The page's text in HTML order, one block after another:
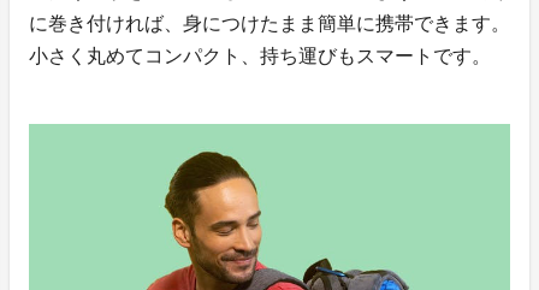
に巻き付ければ、身につけたまま簡単に携帯できます。
小さく丸めてコンパクト、持ち運びもスマートです。